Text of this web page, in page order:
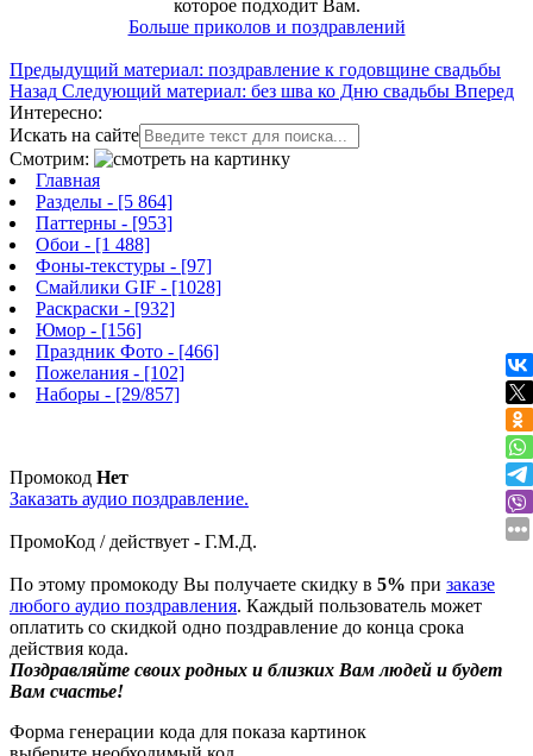
которое подходит Вам.
Больше приколов и поздравлений
Предыдущий материал: поздравление к годовщине свадьбы
Назад Следующий материал: без шва ко Дню свадьбы Вперед
Интересно:
Искать на сайте
Смотрим:
Главная
Разделы - [5 864]
Паттерны - [953]
Обои - [1 488]
Фоны-текстуры - [97]
Смайлики GIF - [1028]
Раскраски - [932]
Юмор - [156]
Праздник Фото - [466]
Пожелания - [102]
Наборы - [29/857]
Промокод Нет
Заказать аудио поздравление.
ПромоКод / действует - Г.М.Д.
По этому промокоду Вы получаете скидку в 5% при заказе
любого аудио поздравления. Каждый пользователь может
оплатить со скидкой одно поздравление до конца срока
действия кода.
Поздравляйте своих родных и близких Вам людей и будет
Вам счастье!
Форма генерации кода для показа картинок